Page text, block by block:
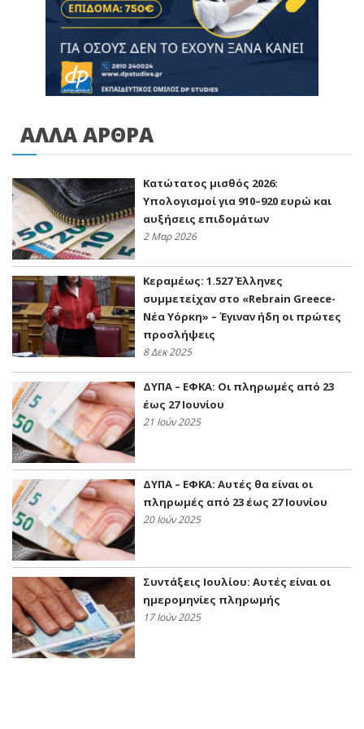
ΑΛΛΑ ΑΡΘΡΑ
Κατώτατος μισθός 2026:
Υπολογισμοί για 910–920 ευρώ και
αυξήσεις επιδομάτων
2 Μαρ 2026
Κεραμέως: 1.527 Έλληνες
συμμετείχαν στο «Rebrain Greece-
Νέα Υόρκη» – Έγιναν ήδη οι πρώτες
προσλήψεις
8 Δεκ 2025
ΔΥΠΑ – ΕΦΚΑ: Οι πληρωμές από 23
έως 27 Ιουνίου
21 Ιούν 2025
ΔΥΠΑ – ΕΦΚΑ: Αυτές θα είναι οι
πληρωμές από 23 έως 27 Ιουνίου
20 Ιούν 2025
Συντάξεις Ιουλίου: Αυτές είναι οι
ημερομηνίες πληρωμής
17 Ιούν 2025